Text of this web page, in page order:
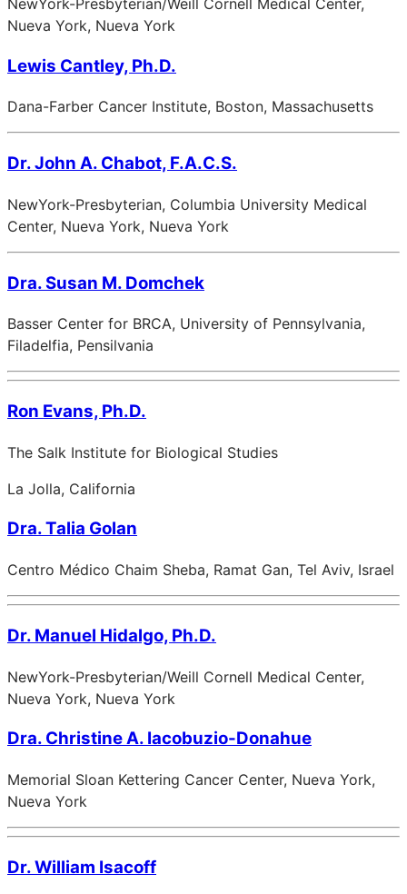
Nueva York, Nueva York
Lewis Cantley, Ph.D.
Dana-Farber Cancer Institute, Boston, Massachusetts
Dr. John A. Chabot, F.A.C.S.
NewYork-Presbyterian, Columbia University Medical
Center, Nueva York, Nueva York
Dra. Susan M. Domchek
Basser Center for BRCA, University of Pennsylvania,
Filadelfia, Pensilvania
Ron Evans, Ph.D.
The Salk Institute for Biological Studies
La Jolla, California
Dra. Talia Golan
Centro Médico Chaim Sheba, Ramat Gan, Tel Aviv, Israel
Dr. Manuel Hidalgo, Ph.D.
NewYork-Presbyterian/Weill Cornell Medical Center,
Nueva York, Nueva York
Dra. Christine A. Iacobuzio-Donahue
Memorial Sloan Kettering Cancer Center, Nueva York,
Nueva York
Dr. William Isacoff